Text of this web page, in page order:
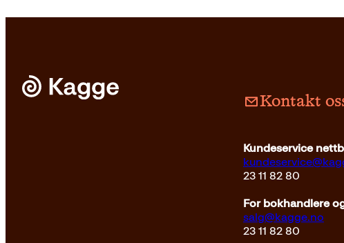
Kontakt
Kundeservice
23 11 82 80
For bokhandlere
salg@kagge.no
23 11 82 80